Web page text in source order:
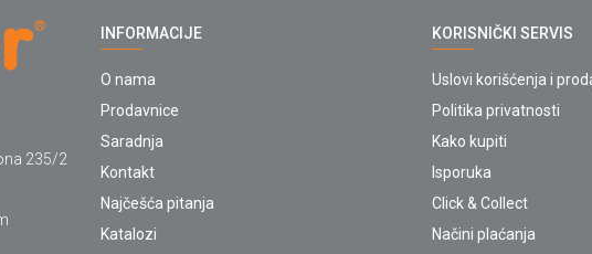
235/2
INFORMACIJE
O nama
Prodavnice
Saradnja
Kontakt
Najčešća pitanja
Katalozi
KORISNIČKI SERVIS
Uslovi korišćenja i
Politika privatnosti
Kako kupiti
Isporuka
Click & Collect
Načini plaćanja